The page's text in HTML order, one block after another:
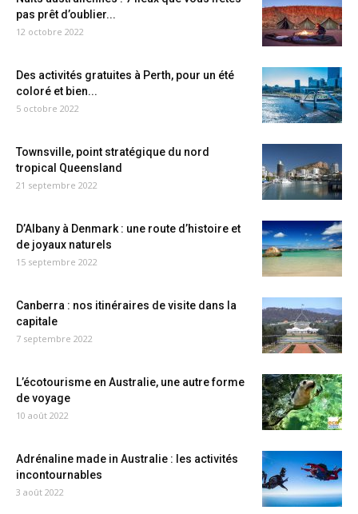
pas prêt d’oublier...
12 octobre 2022
Des activités gratuites à Perth, pour un été
coloré et bien...
5 octobre 2022
Townsville, point stratégique du nord
tropical Queensland
21 septembre 2022
D’Albany à Denmark : une route d’histoire et
de joyaux naturels
15 septembre 2022
Canberra : nos itinéraires de visite dans la
capitale
7 septembre 2022
L’écotourisme en Australie, une autre forme
de voyage
10 août 2022
Adrénaline made in Australie : les activités
incontournables
3 août 2022